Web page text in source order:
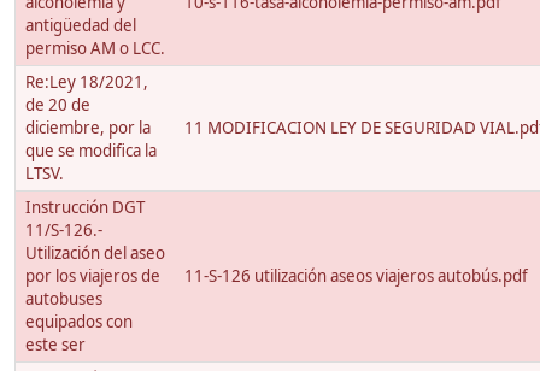
antigüedad del
permiso AM o LCC.
Re:Ley 18/2021,
de 20 de
diciembre, por la
que se modifica la
LTSV.
11 MODIFICACION LEY DE SEGURIDAD
Instrucción DGT
11/S-126.-
Utilización del aseo
por los viajeros de
autobuses
equipados con
este ser
11-S-126 utilización aseos viajeros autobús.pdf